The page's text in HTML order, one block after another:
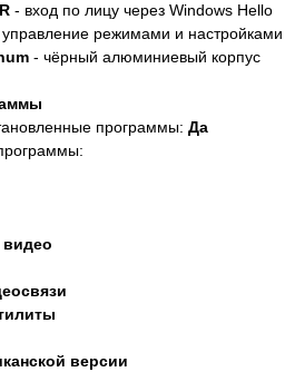
- вход по лицу через Windows Hello
режимами и настройками
- чёрный алюминиевый корпус
программы: Да
видео
версии